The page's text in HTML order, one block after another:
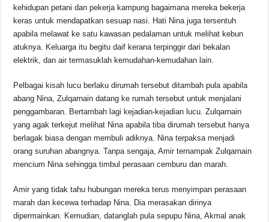
kehidupan petani dan pekerja kampung bagaimana mereka bekerja
keras untuk mendapatkan sesuap nasi. Hati Nina juga tersentuh
apabila melawat ke satu kawasan pedalaman untuk melihat kebun
atuknya. Keluarga itu begitu daif kerana terpinggir dari bekalan
elektrik, dan air termasuklah kemudahan-kemudahan lain.
Pelbagai kisah lucu berlaku dirumah tersebut ditambah pula apabila
abang Nina, Zulqarnain datang ke rumah tersebut untuk menjalani
penggambaran. Bertambah lagi kejadian-kejadian lucu. Zulqarnain
yang agak terkejut melihat Nina apabila tiba dirumah tersebut hanya
berlagak biasa dengan membuli adiknya. Nina terpaksa menjadi
orang suruhan abangnya. Tanpa sengaja, Amir ternampak Zulqarnain
mencium Nina sehingga timbul perasaan cemburu dan marah.
Amir yang tidak tahu hubungan mereka terus menyimpan perasaan
marah dan kecewa terhadap Nina. Dia merasakan dirinya
dipermainkan. Kemudian, datanglah pula sepupu Nina, Akmal anak